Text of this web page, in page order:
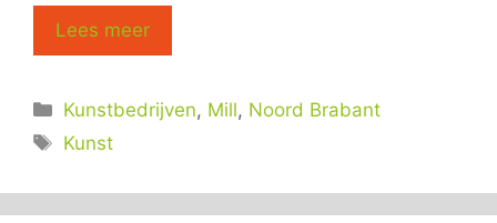
Lees meer
Categorieën
Kunstbedrijven, Mill, Noord Brabant
Tags
Kunst